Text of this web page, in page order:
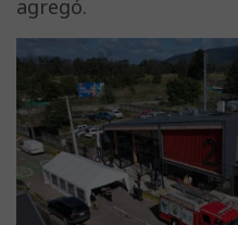
agregó.